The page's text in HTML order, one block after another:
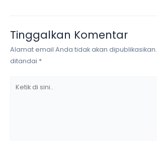
Tinggalkan Komentar
Alamat email Anda tidak akan dipublikasikan.
ditandai *